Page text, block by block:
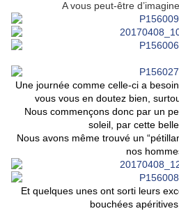
A vous peut-être
Une journée comme celle-ci a
vous vous en doutez bien,
Nous commençons donc par un
soleil, par cette belle
Nous avons même trouvé un
nos
Et quelques unes ont sorti leurs
bouchées